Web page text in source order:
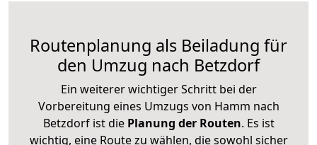
Routenplanung als Beiladung für
den Umzug nach Betzdorf
Ein weiterer wichtiger Schritt bei der
Vorbereitung eines Umzugs von Hamm nach
Betzdorf ist diePlanung der Routen. Es ist
wichtig, eine Route zu wählen, die sowohl sicher